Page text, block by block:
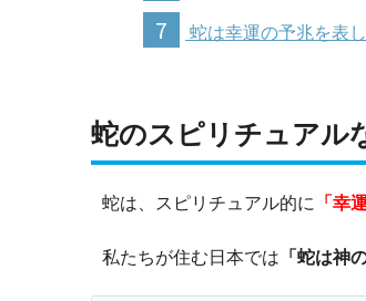
7 蛇は幸運の予兆を表
蛇のスピリチュアル
蛇は、スピリチュアル的に 「幸
私たちが住む日本では 「蛇は神